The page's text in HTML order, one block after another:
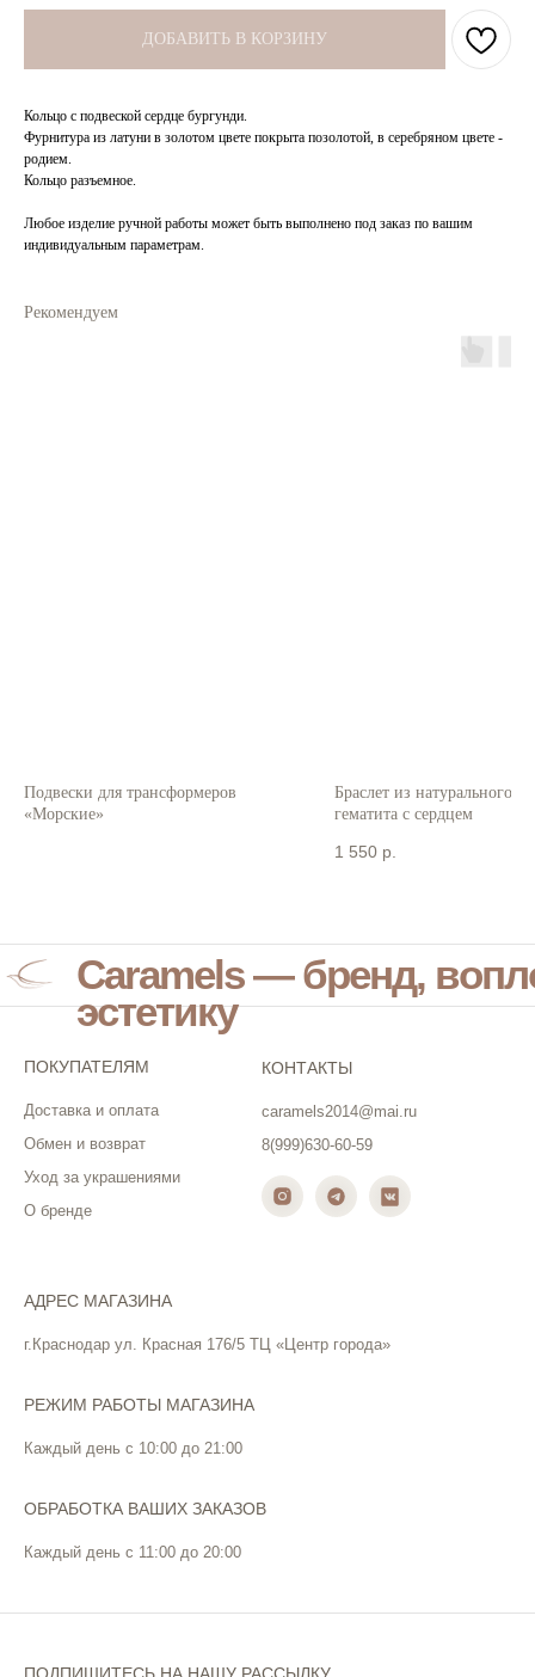
ДОБАВИТЬ В КОРЗИНУ
Кольцо с подвеской сердце бургунди.
Фурнитура из латуни в золотом цвете покрыта позолотой, в серебряном цвете -
родием.
Кольцо разъемное.
Любое изделие ручной работы может быть выполнено под заказ по вашим
индивидуальным параметрам.
Рекомендуем
Подвески для трансформеров
«Морские»
Браслет из натурального
гематита с сердцем
1 550 р.
ПОКУПАТЕЛЯМ
Доставка и оплата
Обмен и возврат
Уход за украшениями
О бренде
КОНТАКТЫ
caramels2014@mai.ru
8(999)630-60-59
АДРЕС МАГАЗИНА
г.Краснодар ул. Красная 176/5 ТЦ «Центр города»
ОБРАБОТКА ВАШИХ ЗАКАЗОВ
Каждый день с 11:00 до 20:00
РЕЖИМ РАБОТЫ МАГАЗИНА
Каждый день с 10:00 до 21:00
Caramels — бренд,
эстетику